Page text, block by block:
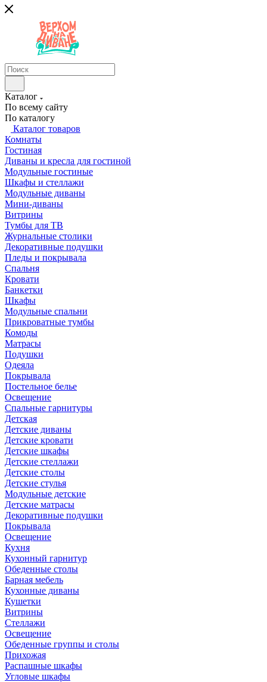
Каталог
По всему сайту
По каталогу
Каталог товаров
Комнаты
Гостиная
Диваны и кресла для гостиной
Модульные гостиные
Шкафы и стеллажи
Модульные диваны
Мини-диваны
Витрины
Тумбы для ТВ
Журнальные столики
Декоративные подушки
Пледы и покрывала
Спальня
Кровати
Банкетки
Шкафы
Модульные спальни
Прикроватные тумбы
Комоды
Матрасы
Подушки
Одеяла
Покрывала
Постельное белье
Освещение
Спальные гарнитуры
Детская
Детские диваны
Детские кровати
Детские шкафы
Детские стеллажи
Детские столы
Детские стулья
Модульные детские
Детские матрасы
Декоративные подушки
Покрывала
Освещение
Кухня
Кухонный гарнитур
Обеденные столы
Барная мебель
Кухонные диваны
Кушетки
Витрины
Стеллажи
Освещение
Обеденные группы и столы
Прихожая
Распашные шкафы
Угловые шкафы